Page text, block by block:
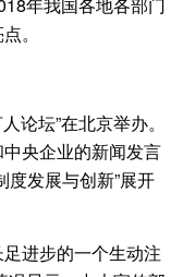
。
坛”在北京举办。
央企业的新闻发言
度发展与创新”展开
进步的一个生动注